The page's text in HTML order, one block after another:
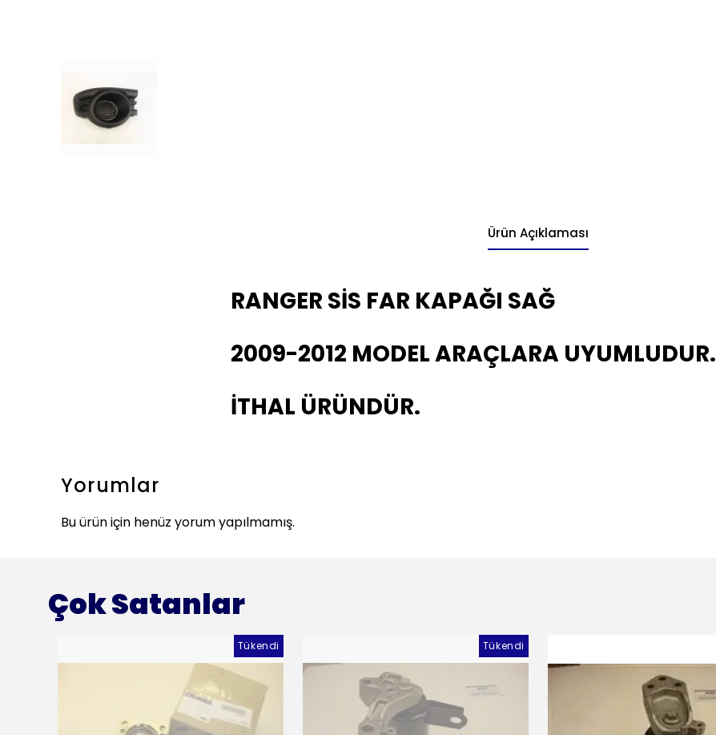
Ürün Açıklaması
RANGER SİS FAR KAPAĞI SAĞ
2009-2012 MODEL ARAÇLARA UYUMLUDUR.
İTHAL ÜRÜNDÜR.
Yorumlar
Bu ürün için henüz yorum yapılmamış.
Çok Satanlar
Tükendi Tükendi